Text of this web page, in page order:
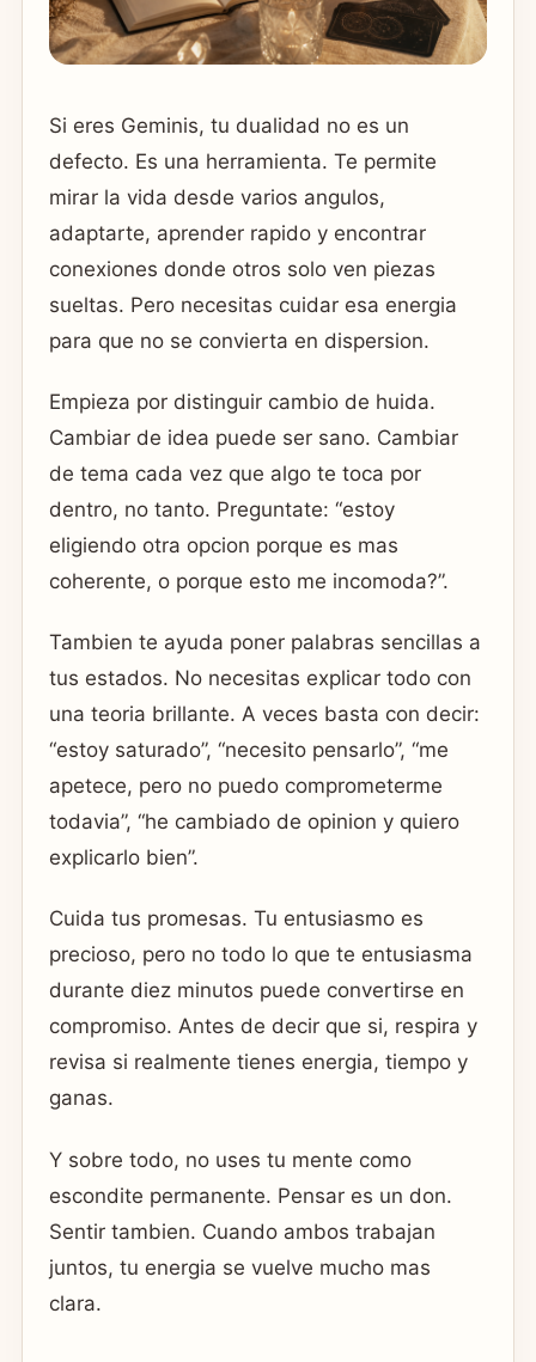
Si eres Geminis, tu dualidad no es un
defecto. Es una herramienta. Te permite
mirar la vida desde varios angulos,
adaptarte, aprender rapido y encontrar
conexiones donde otros solo ven piezas
sueltas. Pero necesitas cuidar esa energia
para que no se convierta en dispersion.
Empieza por distinguir cambio de huida.
Cambiar de idea puede ser sano. Cambiar
de tema cada vez que algo te toca por
dentro, no tanto. Preguntate: “estoy
eligiendo otra opcion porque es mas
coherente, o porque esto me incomoda?”.
Tambien te ayuda poner palabras sencillas a
tus estados. No necesitas explicar todo con
una teoria brillante. A veces basta con decir:
“estoy saturado”, “necesito pensarlo”, “me
apetece, pero no puedo comprometerme
todavia”, “he cambiado de opinion y quiero
explicarlo bien”.
Cuida tus promesas. Tu entusiasmo es
precioso, pero no todo lo que te entusiasma
durante diez minutos puede convertirse en
compromiso. Antes de decir que si, respira y
revisa si realmente tienes energia, tiempo y
ganas.
Y sobre todo, no uses tu mente como
escondite permanente. Pensar es un don.
Sentir tambien. Cuando ambos trabajan
juntos, tu energia se vuelve mucho mas
clara.